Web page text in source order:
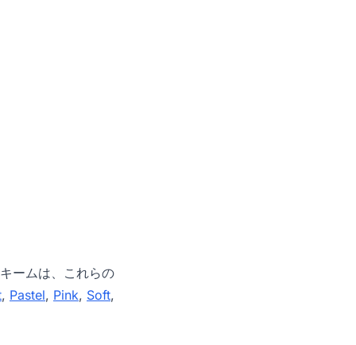
ームは、これらの
, Pastel, Pink, Soft,